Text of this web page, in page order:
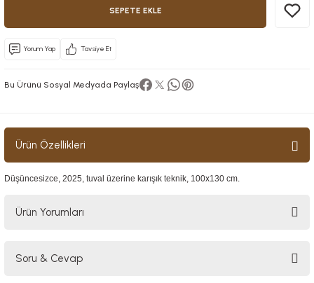
SEPETE EKLE
Yorum Yap Tavsiye Et
Bu Ürünü Sosyal Medyada Paylaş
Ürün Özellikleri
Düşüncesizce, 2025, tuval üzerine karışık teknik, 100x130 cm.
Ürün Yorumları
Soru & Cevap